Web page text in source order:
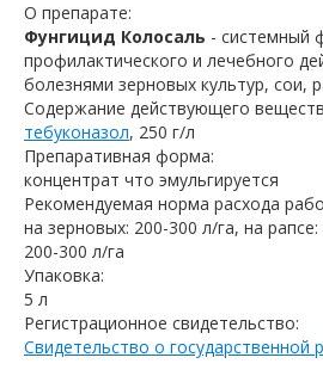
О препарате:
Фунгицид Колосаль - системный
профилактического и лечебного
болезнями зерновых культур, сои,
Содержание действующего
тебуконазол, 250 г/л
Препаративная форма:
концентрат что эмульгируется
Рекомендуемая норма расхода
на зерновых: 200-300 л/га, на
200-300 л/га
Упаковка:
5 л
Регистрационное свидетельство:
Свидетельство о государственной